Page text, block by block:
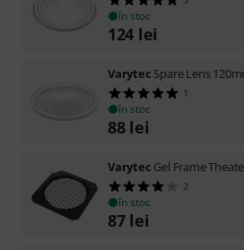
în stoc
124 lei
Varytec Spare Lens
1
în stoc
88 lei
Varytec Gel Frame
2
în stoc
87 lei